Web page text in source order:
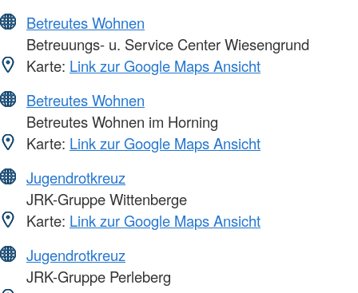
Betreutes Wohnen
Betreuungs- u. Service Center Wiesengrund
Karte: Link zur Google Maps Ansicht
Betreutes Wohnen
Betreutes Wohnen im Horning
Karte: Link zur Google Maps Ansicht
Jugendrotkreuz
JRK-Gruppe Wittenberge
Karte: Link zur Google Maps Ansicht
Jugendrotkreuz
JRK-Gruppe Perleberg